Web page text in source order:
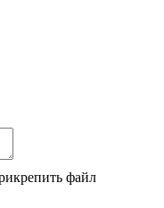
файл